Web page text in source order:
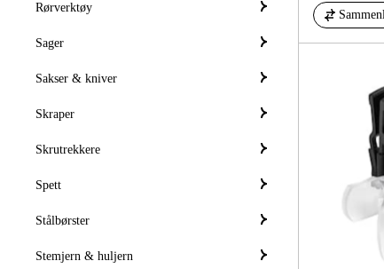
Rørverktøy
Sager
Sakser & kniver
Skraper
Skrutrekkere
Spett
Stålbørster
Stemjern & huljern